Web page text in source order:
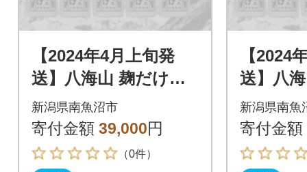
【2024年4月上旬発
送】八海山 麹だけで
つくったあまさけ(41
0g×20本)
新潟県南魚沼市
寄付金額 39,000円
（0件）
【2024
送】八
つくっ
0g×20本
新潟県南魚
寄付金額